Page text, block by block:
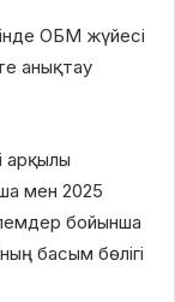
ОБМ жүйесі
анықтау
арқылы
мен 2025
бойынша
басым бөлігі